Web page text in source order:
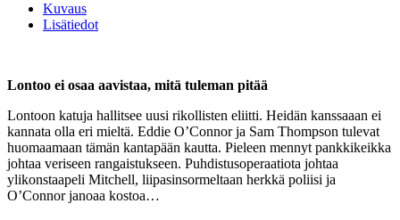
Kuvaus
Lisätiedot
Lontoo ei osaa aavistaa, mitä tuleman pitää
Lontoon katuja hallitsee uusi rikollisten eliitti. Heidän kanssaaan ei
kannata olla eri mieltä. Eddie O’Connor ja Sam Thompson tulevat
huomaamaan tämän kantapään kautta. Pieleen mennyt pankkikeikka
johtaa veriseen rangaistukseen. Puhdistusoperaatiota johtaa
ylikonstaapeli Mitchell, liipasinsormeltaan herkkä poliisi ja
O’Connor janoaa kostoa…